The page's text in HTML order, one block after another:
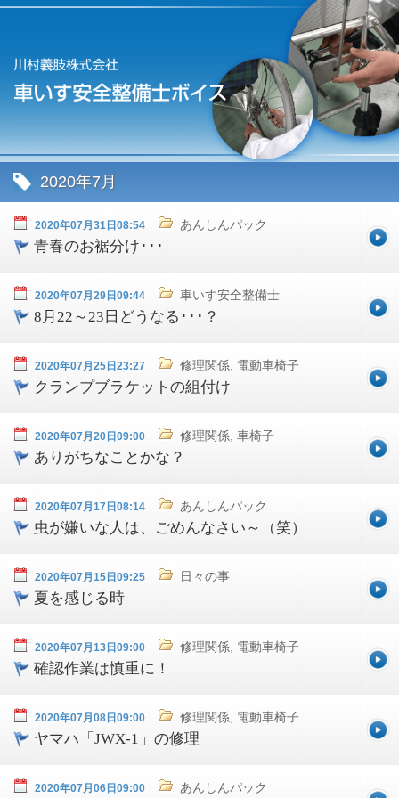
2020年7月
2020年07月31日08:54 あんしんパック
青春のお裾分け･･･
2020年07月29日09:44 車いす安全整備士
8月22～23日どうなる･･･？
2020年07月25日23:27 修理関係, 電動車椅子
クランプブラケットの組付け
2020年07月20日09:00 修理関係, 車椅子
ありがちなことかな？
2020年07月17日08:14 あんしんパック
虫が嫌いな人は、ごめんなさい～（笑）
2020年07月15日09:25 日々の事
夏を感じる時
2020年07月13日09:00 修理関係, 電動車椅子
確認作業は慎重に！
2020年07月08日09:00 修理関係, 電動車椅子
ヤマハ「JWX-1」の修理
2020年07月06日09:00 あんしんパック